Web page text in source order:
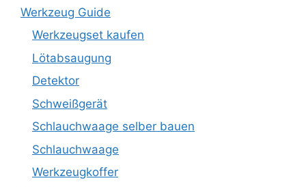
Werkzeug Guide
Werkzeugset kaufen
Lötabsaugung
Detektor
Schweißgerät
Schlauchwaage selber bauen
Schlauchwaage
Werkzeugkoffer